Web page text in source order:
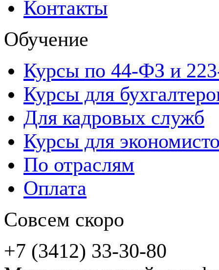
Контакты
Обучение
Курсы по 44-ФЗ и
Курсы для
Для кадровых служб
Курсы для
По отраслям
Оплата
Совсем скоро
+7 (3412) 33-30-80